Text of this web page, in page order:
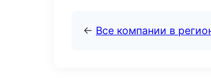
← Все компании в